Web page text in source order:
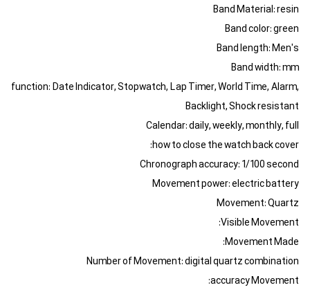
Band Material: resin
Band color: green
Band length: Men's
Band width: mm
function: Date Indicator, Stopwatch, Lap Timer, World Time, Alarm,
Backlight, Shock resistant
Calendar: daily, weekly, monthly, full
how to close the watch back cover:
Chronograph accuracy: 1/100 second
Movement power: electric battery
Movement: Quartz
Visible Movement:
Movement Made:
Number of Movement: digital quartz combination
accuracy Movement: